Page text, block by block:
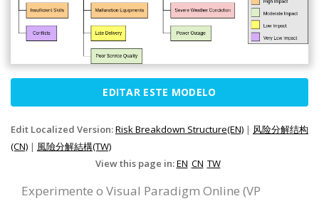
EDITAR ESTE MODELO
Edit Localized Version:Risk Breakdown Structure(EN) | 风险分解结构
(CN) | 風險分解結構(TW)
View this page in:EN CN TW
Experimente o Visual Paradigm Online (VP